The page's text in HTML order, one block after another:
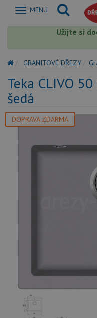
Zobrazit
MENU
Užijte si
GRANITOVÉ DŘEZY
Teka CLIVO
šedá
DOPRAVA ZDARMA